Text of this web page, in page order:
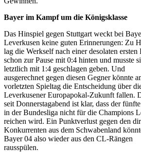
Bayer im Kampf um die Königsklasse
Das Hinspiel gegen Stuttgart weckt bei
Leverkusen keine guten Erinnerungen: Zu
lag die Werkself nach einer desolaten ersten
schon zur Pause mit 0:4 hinten und musste
letztlich mit 1:4 geschlagen geben. Und
ausgerechnet gegen diesen Gegner könnte
vorletzten Spieltag die Entscheidung über
Leverkusener Europapokal-Zukunft fallen.
seit Donnerstagabend ist klar, dass der
in der Bundesliga nicht für die Champions
reichen wird. Ein Punktverlust gegen den
Konkurrenten aus dem Schwabenland
Bayer 04 also wieder aus den CL-Rängen
rausspülen.